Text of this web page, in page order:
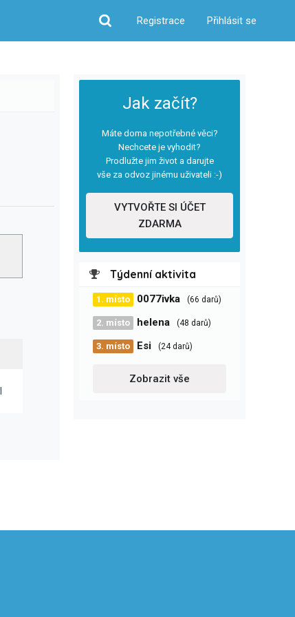
Hledat
Registrace Přihlásit se
Jak začít?
Máte doma nepotřebné věci?
Nechcete je vyhodit?
Prodlužte jim život a darujte
vše za odvoz jinému uživateli :-)
VYTVOŘTE SI ÚČET
ZDARMA
Týdenní aktivita
1. místo 0077ivka (66 darů)
2. místo helena (48 darů)
3. místo Esi (24 darů)
Zobrazit vše